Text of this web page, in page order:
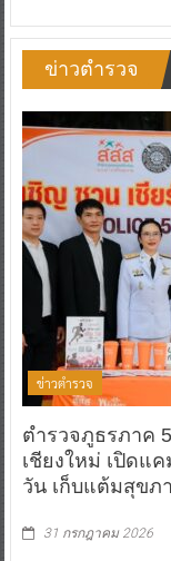
ข่าวตำรวจ
ข่าวตำรวจ
ตำรวจภูธรภาค
เชียงใหม่ เปิดแค
วัน เก็บแต้มสุขภ
31 กรกฎาคม 2026